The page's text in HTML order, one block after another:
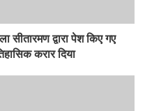
सीतारमण द्वारा पेश किए गए
करार दिया